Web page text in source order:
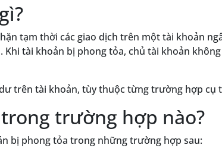
tạm thời các giao dịch trên một tài khoản
tài khoản bị phong tỏa, chủ tài khoản
trên tài khoản, tùy thuộc từng trường hợp cụ
trường hợp nào?
bị phong tỏa trong những trường hợp sau: